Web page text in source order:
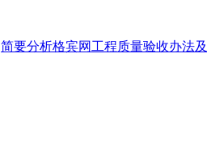
简要分析格宾网工程质量验收办法